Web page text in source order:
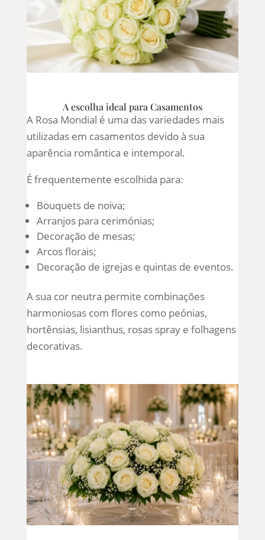
A escolha ideal para Casamentos
A Rosa Mondial é uma das variedades mais
utilizadas em casamentos devido à sua
aparência romântica e intemporal.
É frequentemente escolhida para:
Bouquets de noiva;
Arranjos para cerimónias;
Decoração de mesas;
Arcos florais;
Decoração de igrejas e quintas de eventos.
A sua cor neutra permite combinações
harmoniosas com flores como peónias,
hortênsias, lisianthus, rosas spray e folhagens
decorativas.